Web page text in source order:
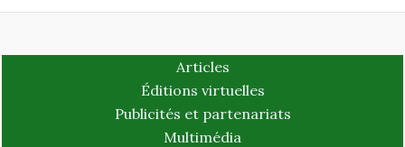
Articles
Éditions virtuelles
Publicités et partenariats
Multimédia